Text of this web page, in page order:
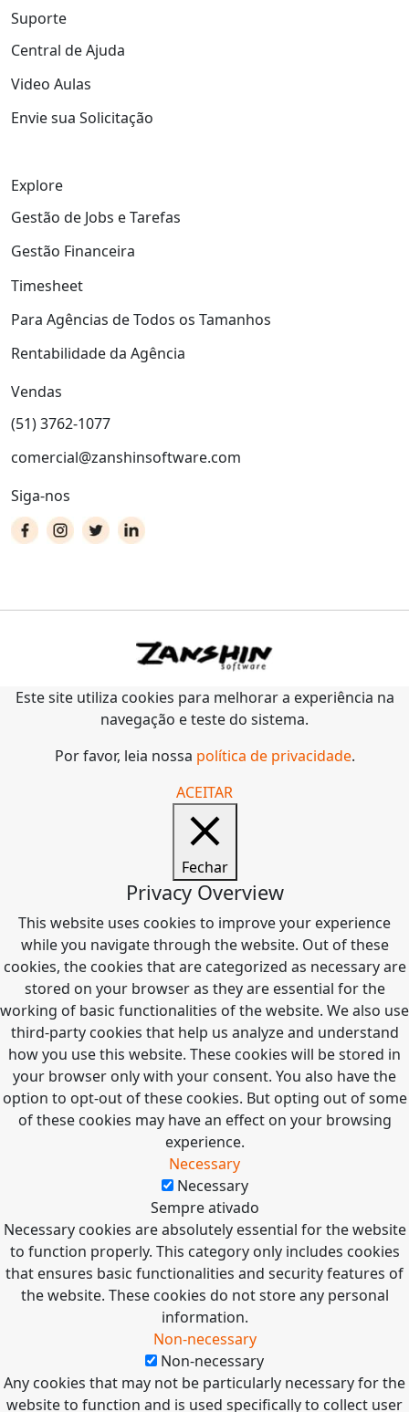
Suporte
Central de Ajuda
Video Aulas
Envie sua Solicitação
Explore
Gestão de Jobs e Tarefas
Gestão Financeira
Timesheet
Para Agências de Todos os Tamanhos
Rentabilidade da Agência
Vendas
(51) 3762-1077
comercial@zanshinsoftware.com
Siga-nos
Este site utiliza cookies para melhorar a experiência na
navegação e teste do sistema.
Por favor, leia nossa política de privacidade.
ACEITAR
Fechar
Privacy Overview
This website uses cookies to improve your experience
while you navigate through the website. Out of these
cookies, the cookies that are categorized as necessary are
stored on your browser as they are essential for the
working of basic functionalities of the website. We also use
third-party cookies that help us analyze and understand
how you use this website. These cookies will be stored in
your browser only with your consent. You also have the
option to opt-out of these cookies. But opting out of some
of these cookies may have an effect on your browsing
experience.
Necessary
Necessary
Sempre ativado
Necessary cookies are absolutely essential for the website
to function properly. This category only includes cookies
that ensures basic functionalities and security features of
the website. These cookies do not store any personal
information.
Non-necessary
Non-necessary
Any cookies that may not be particularly necessary for the
website to function and is used specifically to collect user